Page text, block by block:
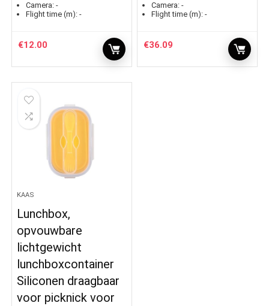
Camera: -
Flight time (m): -
€12.00
Camera: -
Flight time (m): -
€36.09
KAAS
Lunchbox,
opvouwbare
lichtgewicht
lunchboxcontainer
Siliconen draagbaar
voor picknick voor